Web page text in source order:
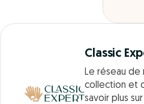
Classic
Le réseau
collection et
savoir plus